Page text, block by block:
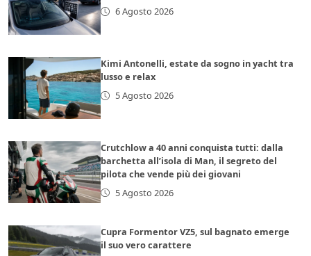
6 Agosto 2026
Kimi Antonelli, estate da sogno in yacht tra
lusso e relax
5 Agosto 2026
Crutchlow a 40 anni conquista tutti: dalla
barchetta all’isola di Man, il segreto del
pilota che vende più dei giovani
5 Agosto 2026
Cupra Formentor VZ5, sul bagnato emerge
il suo vero carattere